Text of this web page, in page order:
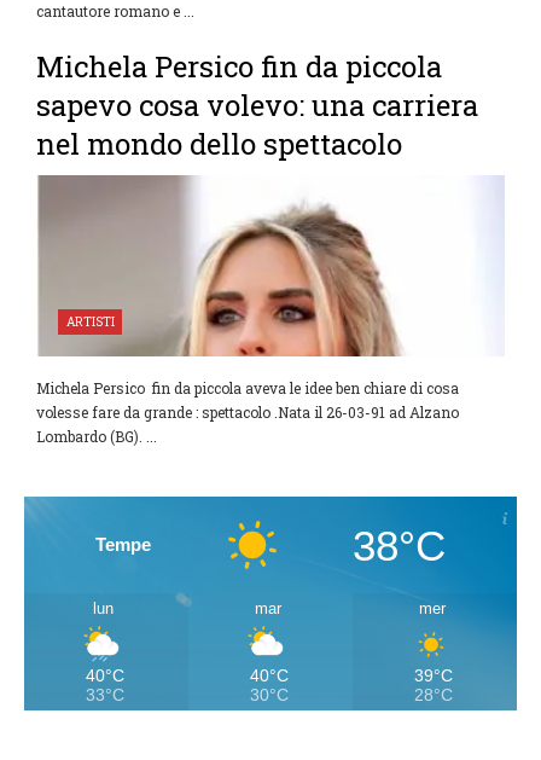
cantautore romano e ...
Michela Persico fin da piccola
sapevo cosa volevo: una carriera
nel mondo dello spettacolo
ARTISTI
Michela Persico fin da piccola aveva le idee ben chiare di cosa
volesse fare da grande : spettacolo .Nata il 26-03-91 ad Alzano
Lombardo (BG). ...
Tempe 38°C
lun
40°C
33°C
mar
40°C
30°C
mer
39°C
28°C